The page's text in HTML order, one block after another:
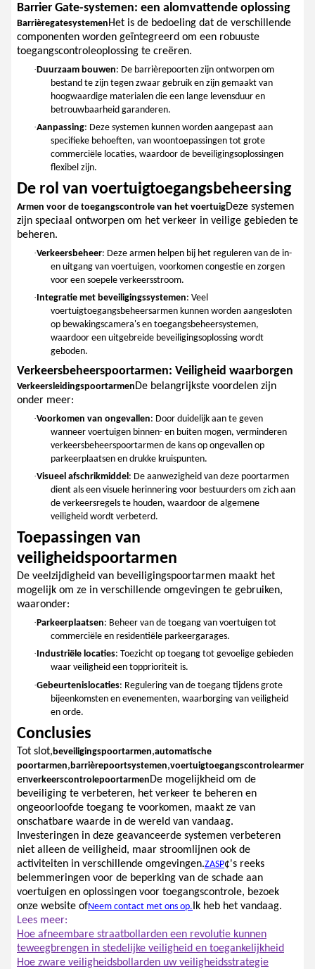
Barrier Gate-systemen: een alomvattende oplossing
Barrièregatesystemen Het is de bedoeling dat de verschillende
componenten worden geïntegreerd om een robuuste
toegangscontroleoplossing te creëren.
·Duurzaam bouwen: De barrièrepoorten zijn ontworpen om
bestand te zijn tegen zwaar gebruik en zijn gemaakt van
hoogwaardige materialen die een lange levensduur en
betrouwbaarheid garanderen.
·Aanpassing: Deze systemen kunnen worden aangepast aan
specifieke behoeften, van woontoepassingen tot grote
commerciële locaties, waardoor de beveiligingsoplossingen
flexibel zijn.
De rol van voertuigtoegangsbeheersing
Armen voor de toegangscontrole van het voertuigDeze systemen
zijn speciaal ontworpen om het verkeer in veilige gebieden te
beheren.
·Verkeersbeheer: Deze armen helpen bij het reguleren van de in-
en uitgang van voertuigen, voorkomen congestie en zorgen
voor een soepele verkeersstroom.
·Integratie met beveiligingssystemen: Veel
voertuigtoegangsbeheersarmen kunnen worden aangesloten
op bewakingscamera's en toegangsbeheersystemen,
waardoor een uitgebreide beveiligingsoplossing wordt
geboden.
Verkeersbeheerspoortarmen: Veiligheid waarborgen
Verkeersleidingspoortarmen De belangrijkste voordelen zijn
onder meer:
·Voorkomen van ongevallen: Door duidelijk aan te geven
wanneer voertuigen binnen- en buiten mogen, verminderen
verkeersbeheerspoortarmen de kans op ongevallen op
parkeerplaatsen en drukke kruispunten.
·Visueel afschrikmiddel: De aanwezigheid van deze poortarmen
dient als een visuele herinnering voor bestuurders om zich aan
de verkeersregels te houden, waardoor de algemene
veiligheid wordt verbeterd.
Toepassingen van
veiligheidspoortarmen
De veelzijdigheid van beveiligingspoortarmen maakt het
mogelijk om ze in verschillende omgevingen te gebruiken,
waaronder:
·Parkeerplaatsen: Beheer van de toegang van voertuigen tot
commerciële en residentiële parkeergarages.
·Industriële locaties: Toezicht op toegang tot gevoelige gebieden
waar veiligheid een topprioriteit is.
·Gebeurtenislocaties: Regulering van de toegang tijdens grote
bijeenkomsten en evenementen, waarborging van veiligheid
en orde.
Conclusies
Tot slot, beveiligingspoortarmen,automatische
poortarmen, barrièrepoortsystemen,voertuigtoegangscontrolearmen
enverkeerscontrolepoortarmen De mogelijkheid om de
beveiliging te verbeteren, het verkeer te beheren en
ongeoorloofde toegang te voorkomen, maakt ze van
onschatbare waarde in de wereld van vandaag.
Investeringen in deze geavanceerde systemen verbeteren
niet alleen de veiligheid, maar stroomlijnen ook de
activiteiten in verschillende omgevingen.ZASP¢'s reeks
belemmeringen voor de beperking van de schade aan
voertuigen en oplossingen voor toegangscontrole, bezoek
onze website ofNeem contact met ons op. Ik heb het vandaag.
Lees meer:
Hoe afneembare straatbollarden een revolutie kunnen
teweegbrengen in stedelijke veiligheid en toegankelijkheid
Hoe zware veiligheidsbollarden uw veiligheidsstrategie